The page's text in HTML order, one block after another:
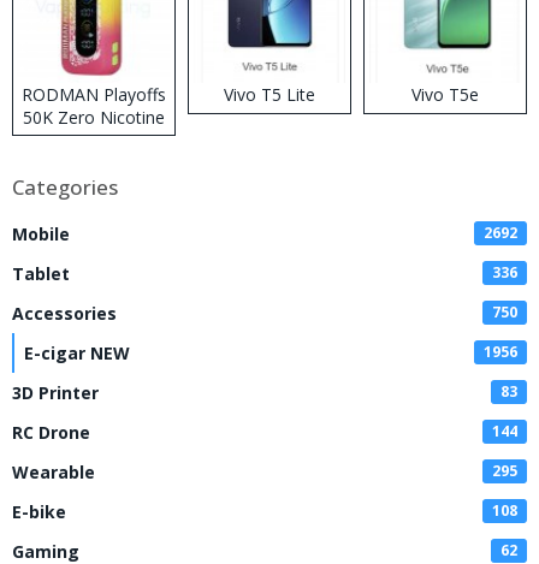
RODMAN Playoffs
50K Zero Nicotine
Disposable Vape
Vivo T5 Lite Vivo T5e
Categories
Mobile 2692
Tablet 336
Accessories 750
E-cigar NEW 1956
3D Printer 83
RC Drone 144
Wearable 295
E-bike 108
Gaming 62